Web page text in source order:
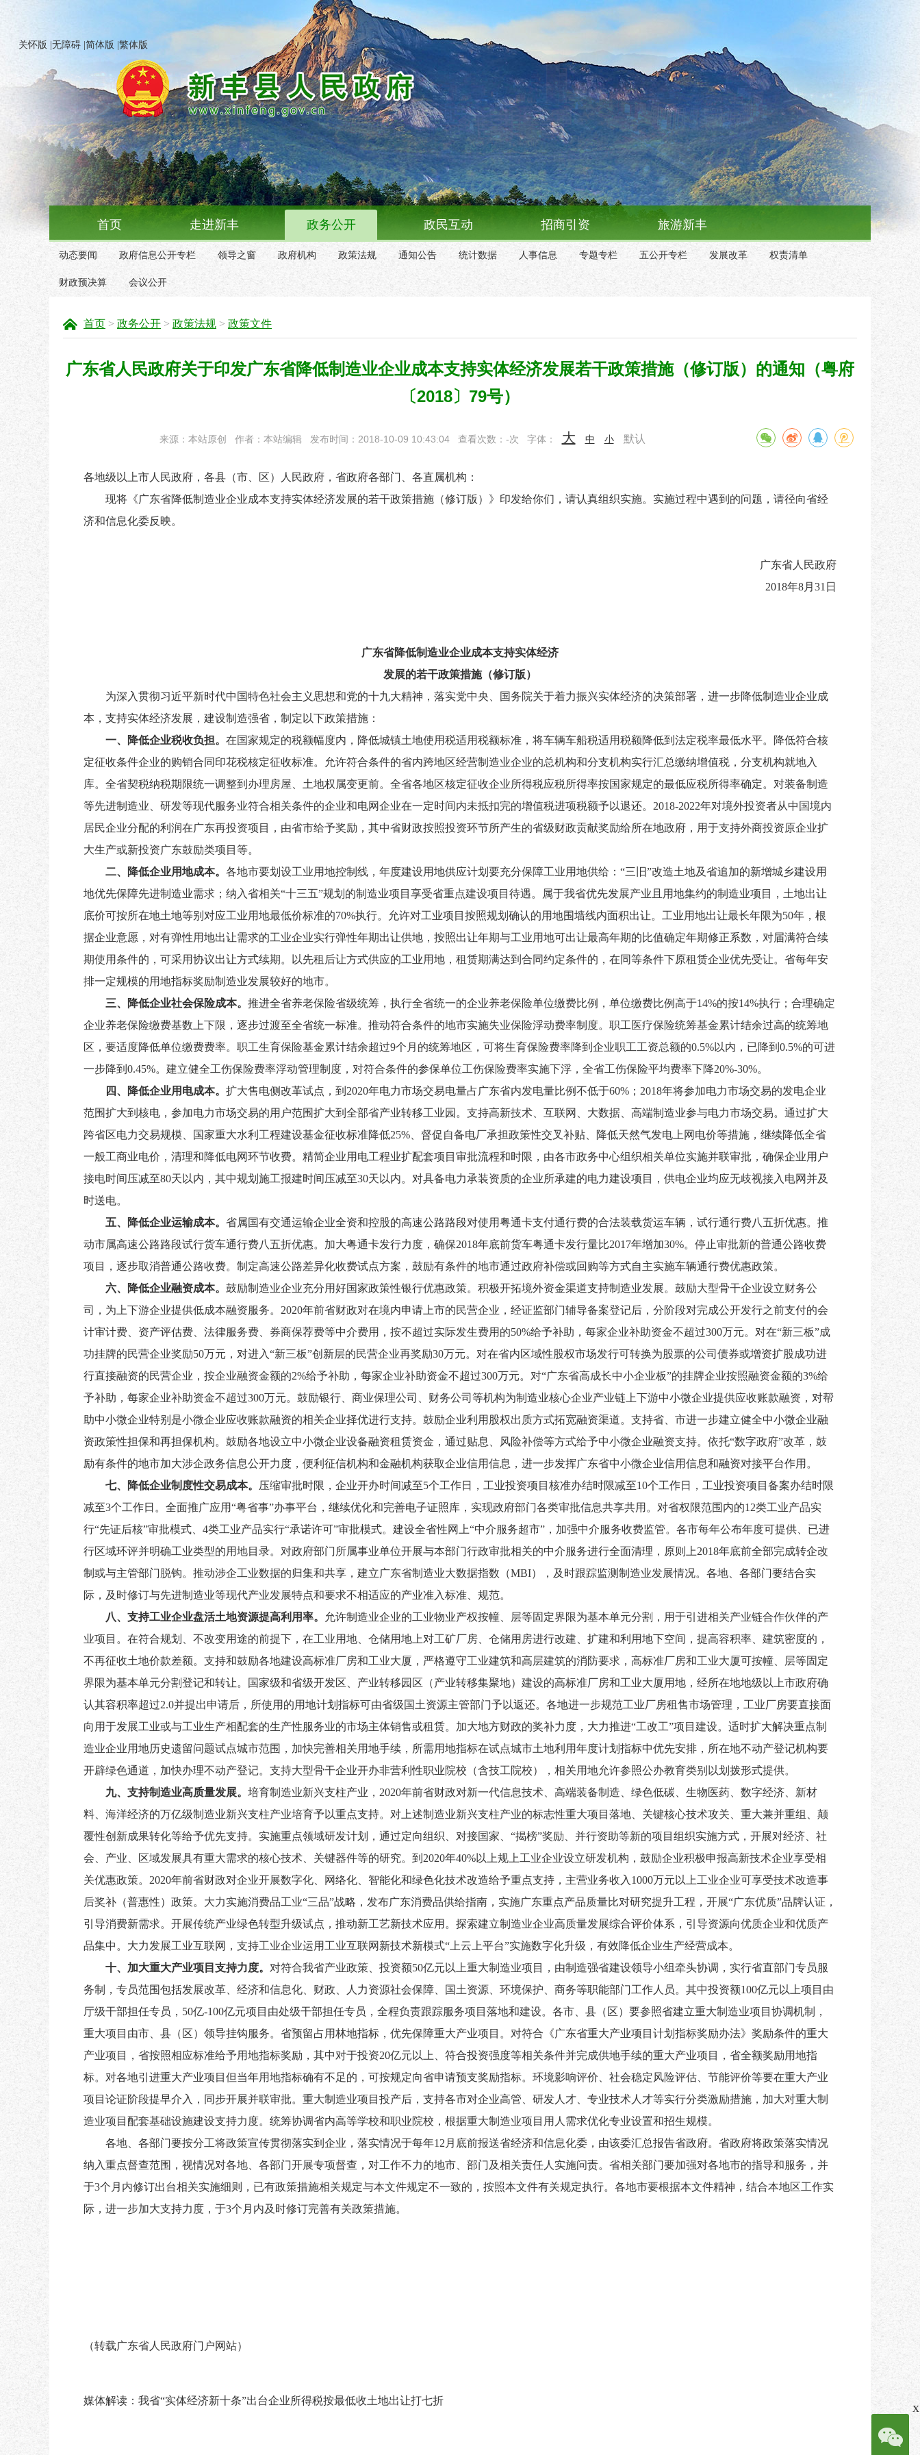
关怀版 无障碍 简体版 繁体版
首页 走进新丰 政务公开 政民互动 招商引资 旅游新丰
动态要闻 政府信息公开专栏 领导之窗 政府机构 政策法规 通知公告 统计数据 人事信息 专题专栏 五公开专栏 发展改革 权责清单
财政预决算 会议公开
首页 > 政务公开 > 政策法规 > 政策文件
广东省人民政府关于印发广东省降低制造业企业成本支持实体经济发展若干政策措施（修订版）的通知（粤府
〔2018〕79号）
来源：本站原创 作者：本站编辑 发布时间：2018-10-09 10:43:04 查看次数： -次 字体： 大 中 小 默认
各地级以上市人民政府，各县（市、区）人民政府，省政府各部门、各直属机构：
现将《广东省降低制造业企业成本支持实体经济发展的若干政策措施（修订版）》印发给你们，请认真组织实施。实施过程中遇到的问题，请径向省经
济和信息化委反映。
广东省人民政府
2018年8月31日
广东省降低制造业企业成本支持实体经济
发展的若干政策措施（修订版）
为深入贯彻习近平新时代中国特色社会主义思想和党的十九大精神，落实党中央、国务院关于着力振兴实体经济的决策部署，进一步降低制造业企业成
本，支持实体经济发展，建设制造强省，制定以下政策措施：
一、降低企业税收负担。 在国家规定的税额幅度内，降低城镇土地使用税适用税额标准，将车辆车船税适用税额降低到法定税率最低水平。降低符合核
定征收条件企业的购销合同印花税核定征收标准。允许符合条件的省内跨地区经营制造业企业的总机构和分支机构实行汇总缴纳增值税，分支机构就地入
库。全省契税纳税期限统一调整到办理房屋、土地权属变更前。全省各地区核定征收企业所得税应税所得率按国家规定的最低应税所得率确定。对装备制造
等先进制造业、研发等现代服务业符合相关条件的企业和电网企业在一定时间内未抵扣完的增值税进项税额予以退还。 2018-2022年对境外投资者从中国境内
居民企业分配的利润在广东再投资项目，由省市给予奖励，其中省财政按照投资环节所产生的省级财政贡献奖励给所在地政府，用于支持外商投资原企业扩
大生产或新投资广东鼓励类项目等。
二、降低企业用地成本。 各地市要划设工业用地控制线，年度建设用地供应计划要充分保障工业用地供给： “三旧”改造土地及省追加的新增城乡建设用
地优先保障先进制造业需求；纳入省相关“十三五”规划的制造业项目享受省重点建设项目待遇。属于我省优先发展产业且用地集约的制造业项目，土地出让
底价可按所在地土地等别对应工业用地最低价标准的70%执行。允许对工业项目按照规划确认的用地围墙线内面积出让。工业用地出让最长年限为50年，根
据企业意愿，对有弹性用地出让需求的工业企业实行弹性年期出让供地，按照出让年期与工业用地可出让最高年期的比值确定年期修正系数，对届满符合续
期使用条件的，可采用协议出让方式续期。以先租后让方式供应的工业用地，租赁期满达到合同约定条件的，在同等条件下原租赁企业优先受让。省每年安
排一定规模的用地指标奖励制造业发展较好的地市。
三、降低企业社会保险成本。 推进全省养老保险省级统筹，执行全省统一的企业养老保险单位缴费比例，单位缴费比例高于14%的按14%执行；合理确定
企业养老保险缴费基数上下限，逐步过渡至全省统一标准。推动符合条件的地市实施失业保险浮动费率制度。职工医疗保险统筹基金累计结余过高的统筹地
区，要适度降低单位缴费费率。职工生育保险基金累计结余超过9个月的统筹地区，可将生育保险费率降到企业职工工资总额的0.5%以内，已降到0.5%的可进
一步降到0.45%。建立健全工伤保险费率浮动管理制度，对符合条件的参保单位工伤保险费率实施下浮，全省工伤保险平均费率下降20%-30%。
四、降低企业用电成本。 扩大售电侧改革试点，到 2020年电力市场交易电量占广东省内发电量比例不低于60%；2018年将参加电力市场交易的发电企业
范围扩大到核电，参加电力市场交易的用户范围扩大到全部省产业转移工业园。支持高新技术、互联网、大数据、高端制造业参与电力市场交易。通过扩大
跨省区电力交易规模、国家重大水利工程建设基金征收标准降低25%、督促自备电厂承担政策性交叉补贴、降低天然气发电上网电价等措施，继续降低全省
一般工商业电价，清理和降低电网环节收费。精简企业用电工程业扩配套项目审批流程和时限，由各市政务中心组织相关单位实施并联审批，确保企业用户
接电时间压减至80天以内，其中规划施工报建时间压减至30天以内。对具备电力承装资质的企业所承建的电力建设项目，供电企业均应无歧视接入电网并及
时送电。
五、降低企业运输成本。 省属国有交通运输企业全资和控股的高速公路路段对使用粤通卡支付通行费的合法装载货运车辆，试行通行费八五折优惠。推
动市属高速公路路段试行货车通行费八五折优惠。加大粤通卡发行力度，确保2018年底前货车粤通卡发行量比2017年增加30%。停止审批新的普通公路收费
项目，逐步取消普通公路收费。制定高速公路差异化收费试点方案，鼓励有条件的地市通过政府补偿或回购等方式自主实施车辆通行费优惠政策。
六、降低企业融资成本。 鼓励制造业企业充分用好国家政策性银行优惠政策。积极开拓境外资金渠道支持制造业发展。鼓励大型骨干企业设立财务公
司，为上下游企业提供低成本融资服务。 2020年前省财政对在境内申请上市的民营企业，经证监部门辅导备案登记后，分阶段对完成公开发行之前支付的会
计审计费、资产评估费、法律服务费、券商保荐费等中介费用，按不超过实际发生费用的50%给予补助，每家企业补助资金不超过300万元。对在“新三板”成
功挂牌的民营企业奖励50万元，对进入“新三板”创新层的民营企业再奖励30万元。对在省内区域性股权市场发行可转换为股票的公司债券或增资扩股成功进
行直接融资的民营企业，按企业融资金额的2%给予补助，每家企业补助资金不超过300万元。对“广东省高成长中小企业板”的挂牌企业按照融资金额的3%给
予补助，每家企业补助资金不超过300万元。鼓励银行、商业保理公司、财务公司等机构为制造业核心企业产业链上下游中小微企业提供应收账款融资，对帮
助中小微企业特别是小微企业应收账款融资的相关企业择优进行支持。鼓励企业利用股权出质方式拓宽融资渠道。支持省、市进一步建立健全中小微企业融
资政策性担保和再担保机构。鼓励各地设立中小微企业设备融资租赁资金，通过贴息、风险补偿等方式给予中小微企业融资支持。依托“数字政府”改革，鼓
励有条件的地市加大涉企政务信息公开力度，便利征信机构和金融机构获取企业信用信息，进一步发挥广东省中小微企业信用信息和融资对接平台作用。
七、降低企业制度性交易成本。 压缩审批时限，企业开办时间减至5个工作日，工业投资项目核准办结时限减至10个工作日，工业投资项目备案办结时限
减至3个工作日。全面推广应用“粤省事”办事平台，继续优化和完善电子证照库，实现政府部门各类审批信息共享共用。对省权限范围内的12类工业产品实
行“先证后核”审批模式、4类工业产品实行“承诺许可”审批模式。建设全省性网上“中介服务超市”，加强中介服务收费监管。各市每年公布年度可提供、已进
行区域环评并明确工业类型的用地目录。对政府部门所属事业单位开展与本部门行政审批相关的中介服务进行全面清理，原则上2018年底前全部完成转企改
制或与主管部门脱钩。推动涉企工业数据的归集和共享，建立广东省制造业大数据指数（MBI），及时跟踪监测制造业发展情况。各地、各部门要结合实
际，及时修订与先进制造业等现代产业发展特点和要求不相适应的产业准入标准、规范。
八、支持工业企业盘活土地资源提高利用率。
允许制造业企业的工业物业产权按幢、层等固定界限为基本单元分割，用于引进相关产业链合作伙伴的产
业项目。在符合规划、不改变用途的前提下，在工业用地、仓储用地上对工矿厂房、仓储用房进行改建、扩建和利用地下空间，提高容积率、建筑密度的，
不再征收土地价款差额。支持和鼓励各地建设高标准厂房和工业大厦，严格遵守工业建筑和高层建筑的消防要求，高标准厂房和工业大厦可按幢、层等固定
界限为基本单元分割登记和转让。国家级和省级开发区、产业转移园区（产业转移集聚地）建设的高标准厂房和工业大厦用地，经所在地地级以上市政府确
认其容积率超过2.0并提出申请后，所使用的用地计划指标可由省级国土资源主管部门予以返还。各地进一步规范工业厂房租售市场管理，工业厂房要直接面
向用于发展工业或与工业生产相配套的生产性服务业的市场主体销售或租赁。加大地方财政的奖补力度，大力推进“工改工”项目建设。适时扩大解决重点制
造业企业用地历史遗留问题试点城市范围，加快完善相关用地手续，所需用地指标在试点城市土地利用年度计划指标中优先安排，所在地不动产登记机构要
开辟绿色通道，加快办理不动产登记。支持大型骨干企业开办非营利性职业院校（含技工院校），相关用地允许参照公办教育类别以划拨形式提供。
九、支持制造业高质量发展。 培育制造业新兴支柱产业， 2020年前省财政对新一代信息技术、高端装备制造、绿色低碳、生物医药、数字经济、新材
料、海洋经济的万亿级制造业新兴支柱产业培育予以重点支持。对上述制造业新兴支柱产业的标志性重大项目落地、关键核心技术攻关、重大兼并重组、颠
覆性创新成果转化等给予优先支持。实施重点领域研发计划，通过定向组织、对接国家、“揭榜”奖励、并行资助等新的项目组织实施方式，开展对经济、社
会、产业、区域发展具有重大需求的核心技术、关键器件等的研究。到2020年40%以上规上工业企业设立研发机构，鼓励企业积极申报高新技术企业享受相
关优惠政策。2020年前省财政对企业开展数字化、网络化、智能化和绿色化技术改造给予重点支持，主营业务收入1000万元以上工业企业可享受技术改造事
后奖补（普惠性）政策。大力实施消费品工业“三品”战略，发布广东消费品供给指南，实施广东重点产品质量比对研究提升工程，开展“广东优质”品牌认证，
引导消费新需求。开展传统产业绿色转型升级试点，推动新工艺新技术应用。探索建立制造业企业高质量发展综合评价体系，引导资源向优质企业和优质产
品集中。大力发展工业互联网，支持工业企业运用工业互联网新技术新模式“上云上平台”实施数字化升级，有效降低企业生产经营成本。
十、加大重大产业项目支持力度。 对符合我省产业政策、投资额50亿元以上重大制造业项目，由制造强省建设领导小组牵头协调，实行省直部门专员服
务制，专员范围包括发展改革、经济和信息化、财政、人力资源社会保障、国土资源、环境保护、商务等职能部门工作人员。其中投资额100亿元以上项目由
厅级干部担任专员，50亿-100亿元项目由处级干部担任专员，全程负责跟踪服务项目落地和建设。各市、县（区）要参照省建立重大制造业项目协调机制，
重大项目由市、县（区）领导挂钩服务。省预留占用林地指标，优先保障重大产业项目。对符合《广东省重大产业项目计划指标奖励办法》奖励条件的重大
产业项目，省按照相应标准给予用地指标奖励，其中对于投资20亿元以上、符合投资强度等相关条件并完成供地手续的重大产业项目，省全额奖励用地指
标。对各地引进重大产业项目但当年用地指标确有不足的，可按规定向省申请预支奖励指标。环境影响评价、社会稳定风险评估、节能评价等要在重大产业
项目论证阶段提早介入，同步开展并联审批。重大制造业项目投产后，支持各市对企业高管、研发人才、专业技术人才等实行分类激励措施，加大对重大制
造业项目配套基础设施建设支持力度。统筹协调省内高等学校和职业院校，根据重大制造业项目用人需求优化专业设置和招生规模。
各地、各部门要按分工将政策宣传贯彻落实到企业，落实情况于每年12月底前报送省经济和信息化委，由该委汇总报告省政府。省政府将政策落实情况
纳入重点督查范围，视情况对各地、各部门开展专项督查，对工作不力的地市、部门及相关责任人实施问责。省相关部门要加强对各地市的指导和服务，并
于3个月内修订出台相关实施细则，已有政策措施相关规定与本文件规定不一致的，按照本文件有关规定执行。各地市要根据本文件精神，结合本地区工作实
际，进一步加大支持力度，于3个月内及时修订完善有关政策措施。
（转载广东省人民政府门户网站）
媒体解读：我省“实体经济新十条”出台企业所得税按最低收土地出让打七折 x